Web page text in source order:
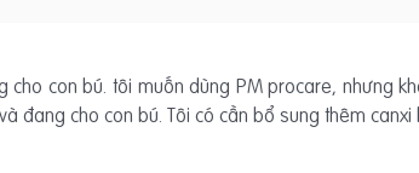
cho con bú. tôi muốn dùng PM procare, nhưng
đang cho con bú. Tôi có cần bổ sung thêm